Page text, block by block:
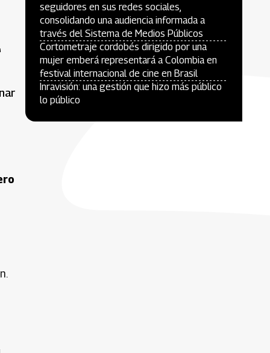
seguidores en sus redes sociales,
consolidando una audiencia informada a
través del Sistema de Medios Públicos
Cortometraje cordobés dirigido por una
mujer emberá representará a Colombia en
festival internacional de cine en Brasil
Inravisión: una gestión que hizo más público
lo público